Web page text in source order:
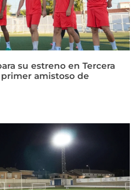
su estreno en Tercera
primer amistoso de